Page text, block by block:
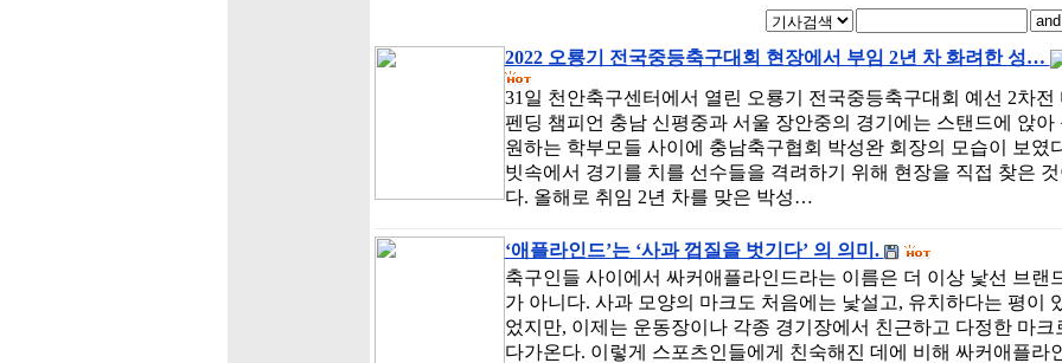
2022 오룡기 전국중등축구대회 현장에서 부임 2년 차 화려한 성…
31일 천안축구센터에서 열린 오룡기 전국중등축구대회 예선 2차전
펜딩 챔피언 충남 신평중과 서울 장안중의 경기에는 스탠드에 앉아
원하는 학부모들 사이에 충남축구협회 박성완 회장의 모습이 보였
빗속에서 경기를 치를 선수들을 격려하기 위해 현장을 직접 찾은 것
다. 올해로 취임 2년 차를 맞은 박성…
‘애플라인드’는 ‘사과 껍질을 벗기다’ 의 의미.
축구인들 사이에서 싸커애플라인드라는 이름은 더 이상 낯선 브랜
가 아니다. 사과 모양의 마크도 처음에는 낯설고, 유치하다는 평이
었지만, 이제는 운동장이나 각종 경기장에서 친근하고 다정한 마크
다가온다. 이렇게 스포츠인들에게 친숙해진 데에 비해 싸커애플라